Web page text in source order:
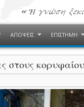
ΑΠΟΨΕΙΣ ΕΠΙΣΤΗΜΗ
στους